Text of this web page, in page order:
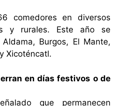
comedores en diversos
y rurales. Este año se
Burgos, El Mante,
Xicoténcatl.
en días festivos o de
que permanecen